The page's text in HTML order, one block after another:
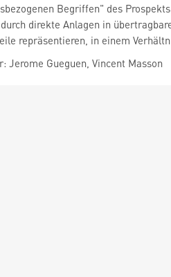
Begriffen" des
direkte Anlagen in
repräsentieren, in einem
Jerome Gueguen, Vincent Masson